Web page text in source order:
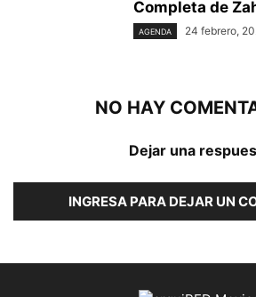
Completa de
AGENDA 24 febrero,
NO HAY
Dejar una
INGRESA PARA DEJAR UN